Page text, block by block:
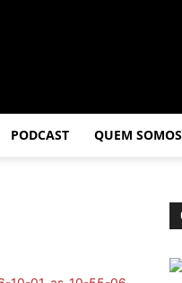
PODCAST QUEM SOMOS